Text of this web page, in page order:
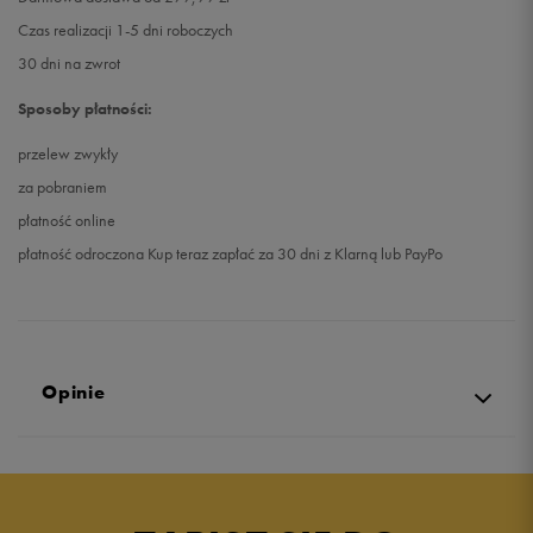
Czas realizacji 1-5 dni roboczych
30 dni na zwrot
Sposoby płatności:
przelew zwykły
za pobraniem
płatność online
płatność odroczona Kup teraz zapłać za 30 dni z Klarną lub PayPo
Opinie
5.0